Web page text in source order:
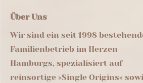
Über Uns
Wir sind ein seit 1998
Familienbetrieb im Herzen
Hamburgs, spezialisiert auf
reinsortige »Single Origins«